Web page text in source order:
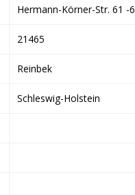
Hermann-Körner-Str. 61 -
21465
Reinbek
Schleswig-Holstein